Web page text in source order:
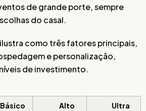
de grande porte, sempre
do casal.
como três fatores principais,
e personalização,
de investimento.
Básico
Alto
Ultra